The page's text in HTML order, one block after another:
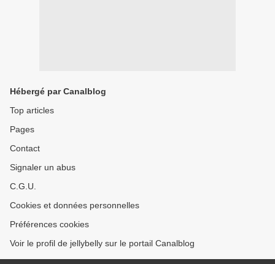
Hébergé par Canalblog
Top articles
Pages
Contact
Signaler un abus
C.G.U.
Cookies et données personnelles
Préférences cookies
Voir le profil de jellybelly sur le portail Canalblog